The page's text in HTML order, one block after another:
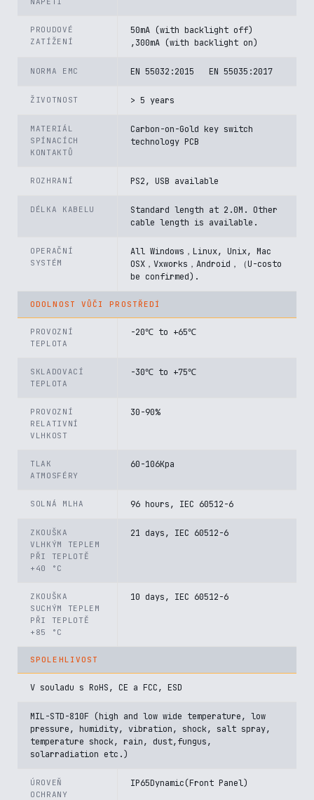
PROUDOVÉ
ZATÍŽENÍ
50mA (with backlight off)
,300mA (with backlight on)
NORMA EMC EN 55032:2015 EN 55035:2017
ŽIVOTNOST > 5 years
MATERIÁL
SPÍNACÍCH
KONTAKTŮ
Carbon-on-Gold key switch
technology PCB
ROZHRANÍ PS2, USB available
DÉLKA KABELU
Standard length at 2.0M. Other
cable length is available.
OPERAČNÍ
SYSTÉM
All Windows，Linux, Unix, Mac
OSX，Vxworks，Android，（U-costo
be confirmed).
ODOLNOST VŮČI PROSTŘEDÍ
PROVOZNÍ
TEPLOTA
-20℃ to +65℃
SKLADOVACÍ
TEPLOTA
-30℃ to +75℃
PROVOZNÍ
RELATIVNÍ
VLHKOST
30-90%
TLAK
ATMOSFÉRY
60-106Kpa
SOLNÁ MLHA 96 hours, IEC 60512-6
ZKOUŠKA
VLHKÝM TEPLEM
PŘI TEPLOTĚ
+40 °C
21 days, IEC 60512-6
ZKOUŠKA
SUCHÝM TEPLEM
PŘI TEPLOTĚ
+85 °C
10 days, IEC 60512-6
SPOLEHLIVOST
V souladu s RoHS, CE a FCC, ESD
MIL-STD-810F (high and low wide temperature, low
pressure, humidity, vibration, shock, salt spray,
temperature shock, rain, dust,fungus,
solarradiation etc.)
ÚROVEŇ
OCHRANY
IP65Dynamic(Front Panel)